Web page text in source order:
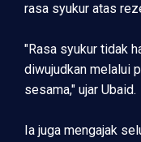
rasa syukur atas
"Rasa syukur tidak
diwujudkan melalui
sesama," ujar Ubaid.
Ia juga mengajak